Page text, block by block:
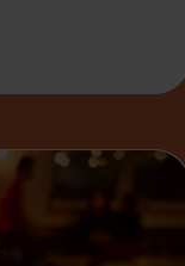
Taproom & Bottleshop